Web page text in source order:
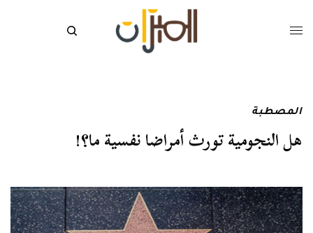
المصطبة
هل النجومية تورث أمراضا نفسية ما؟!